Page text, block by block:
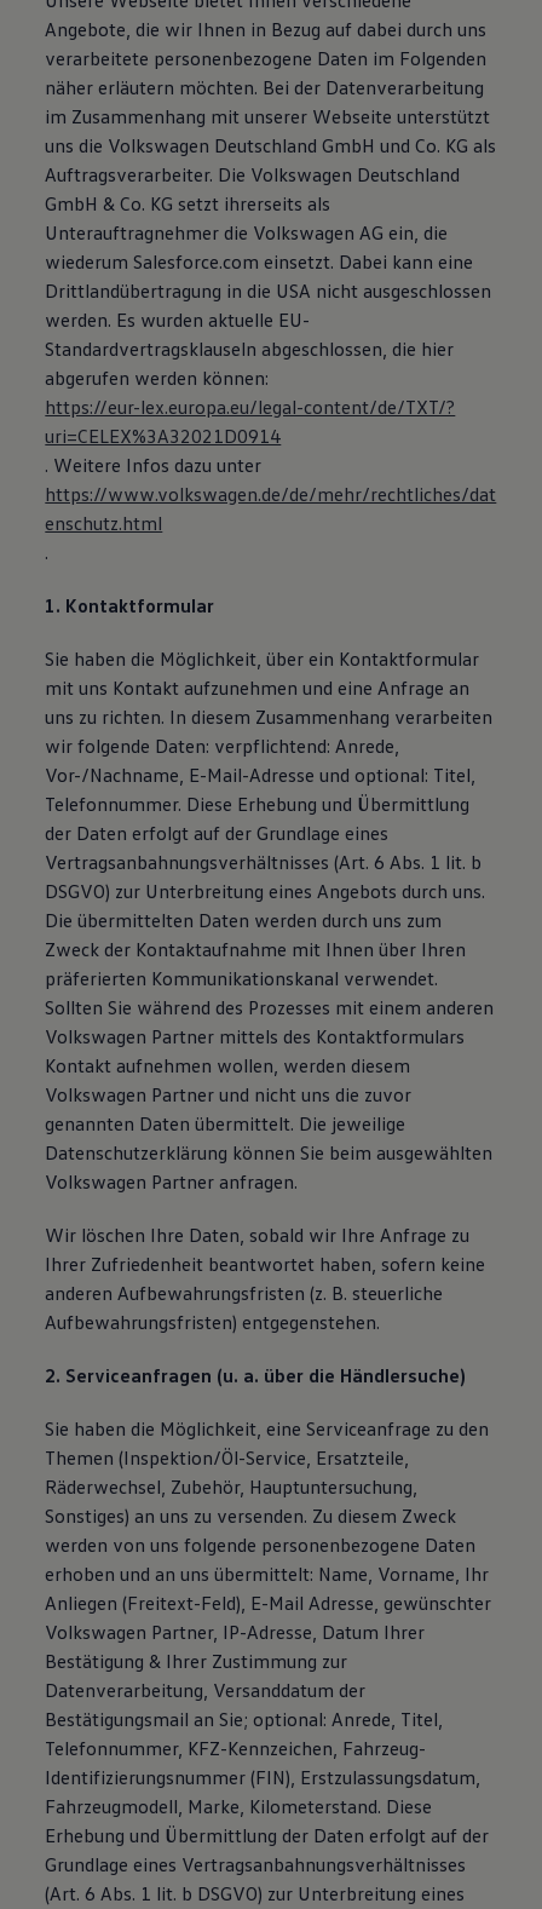
Angebote, die wir Ihnen in Bezug auf dabei durch uns
verarbeitete personenbezogene Daten im Folgenden
näher erläutern möchten. Bei der Datenverarbeitung
im Zusammenhang mit unserer Webseite unterstützt
uns die Volkswagen Deutschland GmbH und Co. KG als
Auftragsverarbeiter. Die Volkswagen Deutschland
GmbH & Co. KG setzt ihrerseits als
Unterauftragnehmer die Volkswagen AG ein, die
wiederum Salesforce.com einsetzt. Dabei kann eine
Drittlandübertragung in die USA nicht ausgeschlossen
werden. Es wurden aktuelle EU-
Standardvertragsklauseln abgeschlossen, die hier
abgerufen werden können:
https://eur-lex.europa.eu/legal-content/de/TXT/?
uri=CELEX%3A32021D0914
. Weitere Infos dazu unter
https://www.volkswagen.de/de/mehr/rechtliches/dat
enschutz.html
.
1. Kontaktformular
Sie haben die Möglichkeit, über ein Kontaktformular
mit uns Kontakt aufzunehmen und eine Anfrage an
uns zu richten. In diesem Zusammenhang verarbeiten
wir folgende Daten: verpflichtend: Anrede,
Vor-/Nachname, E-Mail-Adresse und optional: Titel,
Telefonnummer. Diese Erhebung und Übermittlung
der Daten erfolgt auf der Grundlage eines
Vertragsanbahnungsverhältnisses (Art. 6 Abs. 1 lit. b
DSGVO) zur Unterbreitung eines Angebots durch uns.
Die übermittelten Daten werden durch uns zum
Zweck der Kontaktaufnahme mit Ihnen über Ihren
präferierten Kommunikationskanal verwendet.
Sollten Sie während des Prozesses mit einem anderen
Volkswagen Partner mittels des Kontaktformulars
Kontakt aufnehmen wollen, werden diesem
Volkswagen Partner und nicht uns die zuvor
genannten Daten übermittelt. Die jeweilige
Datenschutzerklärung können Sie beim ausgewählten
Volkswagen Partner anfragen.
Wir löschen Ihre Daten, sobald wir Ihre Anfrage zu
Ihrer Zufriedenheit beantwortet haben, sofern keine
anderen Aufbewahrungsfristen (z. B. steuerliche
Aufbewahrungsfristen) entgegenstehen.
2. Serviceanfragen (u. a. über die Händlersuche)
Sie haben die Möglichkeit, eine Serviceanfrage zu den
Themen (Inspektion/Öl-Service, Ersatzteile,
Räderwechsel, Zubehör, Hauptuntersuchung,
Sonstiges) an uns zu versenden. Zu diesem Zweck
werden von uns folgende personenbezogene Daten
erhoben und an uns übermittelt: Name, Vorname, Ihr
Anliegen (Freitext-Feld), E-Mail Adresse, gewünschter
Volkswagen Partner, IP-Adresse, Datum Ihrer
Bestätigung & Ihrer Zustimmung zur
Datenverarbeitung, Versanddatum der
Bestätigungsmail an Sie; optional: Anrede, Titel,
Telefonnummer, KFZ-Kennzeichen, Fahrzeug-
Identifizierungsnummer (FIN), Erstzulassungsdatum,
Fahrzeugmodell, Marke, Kilometerstand. Diese
Erhebung und Übermittlung der Daten erfolgt auf der
Grundlage eines Vertragsanbahnungsverhältnisses
(Art. 6 Abs. 1 lit. b DSGVO) zur Unterbreitung eines